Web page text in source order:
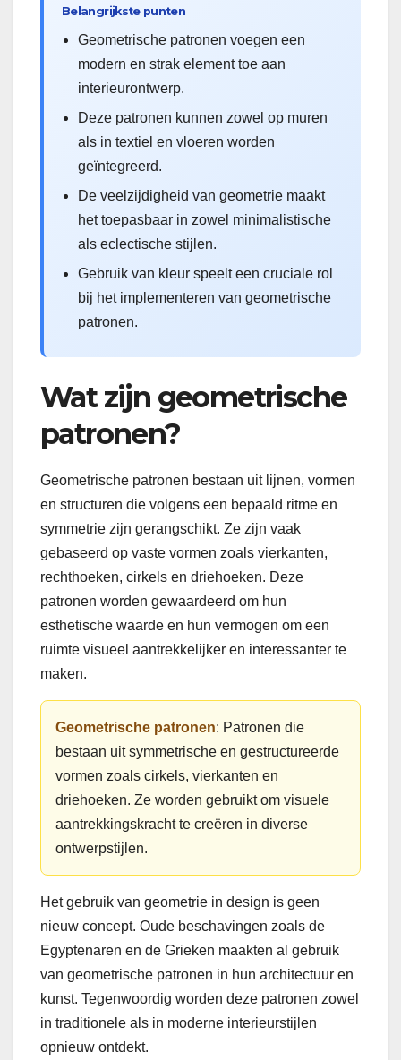
Belangrijkste punten
Geometrische patronen voegen een
modern en strak element toe aan
interieurontwerp.
Deze patronen kunnen zowel op muren
als in textiel en vloeren worden
geïntegreerd.
De veelzijdigheid van geometrie maakt
het toepasbaar in zowel minimalistische
als eclectische stijlen.
Gebruik van kleur speelt een cruciale rol
bij het implementeren van geometrische
patronen.
Wat zijn geometrische
patronen?
Geometrische patronen bestaan uit lijnen, vormen
en structuren die volgens een bepaald ritme en
symmetrie zijn gerangschikt. Ze zijn vaak
gebaseerd op vaste vormen zoals vierkanten,
rechthoeken, cirkels en driehoeken. Deze
patronen worden gewaardeerd om hun
esthetische waarde en hun vermogen om een
ruimte visueel aantrekkelijker en interessanter te
maken.
Geometrische patronen: Patronen die
bestaan uit symmetrische en gestructureerde
vormen zoals cirkels, vierkanten en
driehoeken. Ze worden gebruikt om visuele
aantrekkingskracht te creëren in diverse
ontwerpstijlen.
Het gebruik van geometrie in design is geen
nieuw concept. Oude beschavingen zoals de
Egyptenaren en de Grieken maakten al gebruik
van geometrische patronen in hun architectuur en
kunst. Tegenwoordig worden deze patronen zowel
in traditionele als in moderne interieurstijlen
opnieuw ontdekt.